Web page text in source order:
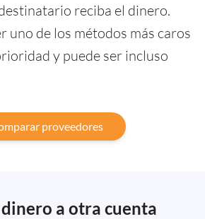
reciba el dinero.
uno de los métodos más caros
y puede ser incluso
proveedores
a otra cuenta